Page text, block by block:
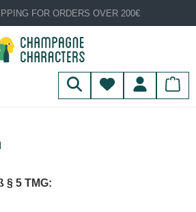
FOR ORDERS OVER 200€
You have 0
§ 5 TMG: